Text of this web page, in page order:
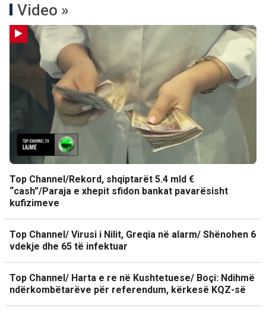
Video »
Top Channel/Rekord, shqiptarët 5.4 mld €
“cash”/Paraja e xhepit sfidon bankat pavarësisht
kufizimeve
Top Channel/ Virusi i Nilit, Greqia në alarm/ Shënohen 6
vdekje dhe 65 të infektuar
Top Channel/ Harta e re në Kushtetuese/ Boçi: Ndihmë
ndërkombëtarëve për referendum, kërkesë KQZ-së